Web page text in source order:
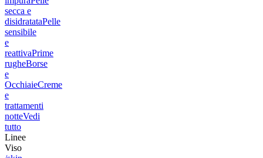
secca e
disidratataPelle
sensibile
e
reattivaPrime
rugheBorse
e
OcchiaieCreme
e
trattamenti
notteVedi
tutto
Linee
Viso